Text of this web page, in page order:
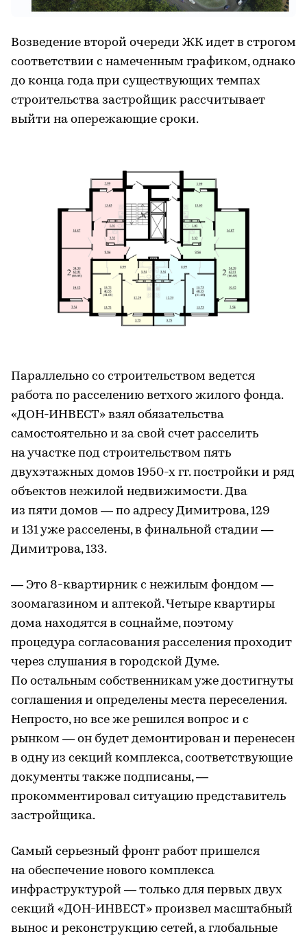
Возведение второй очереди ЖК идет в строгом
соответствии с намеченным графиком, однако
до конца года при существующих темпах
строительства застройщик рассчитывает
выйти на опережающие сроки.
Параллельно со строительством ведется
работа по расселению ветхого жилого фонда.
«ДОН-ИНВЕСТ» взял обязательства
самостоятельно и за свой счет расселить
на участке под строительством пять
двухэтажных домов 1950-х гг. постройки и ряд
объектов нежилой недвижимости. Два
из пяти домов — по адресу Димитрова, 129
и 131 уже расселены, в финальной стадии —
Димитрова, 133.
— Это 8-квартирник с нежилым фондом —
зоомагазином и аптекой. Четыре квартиры
дома находятся в соцнайме, поэтому
процедура согласования расселения проходит
через слушания в городской Думе.
По остальным собственникам уже достигнуты
соглашения и определены места переселения.
Непросто, но все же решился вопрос и с
рынком — он будет демонтирован и перенесен
в одну из секций комплекса, соответствующие
документы также подписаны, —
прокомментировал ситуацию представитель
застройщика.
Самый серьезный фронт работ пришелся
на обеспечение нового комплекса
инфраструктурой — только для первых двух
секций «ДОН-ИНВЕСТ» произвел масштабный
вынос и реконструкцию сетей, а глобальные